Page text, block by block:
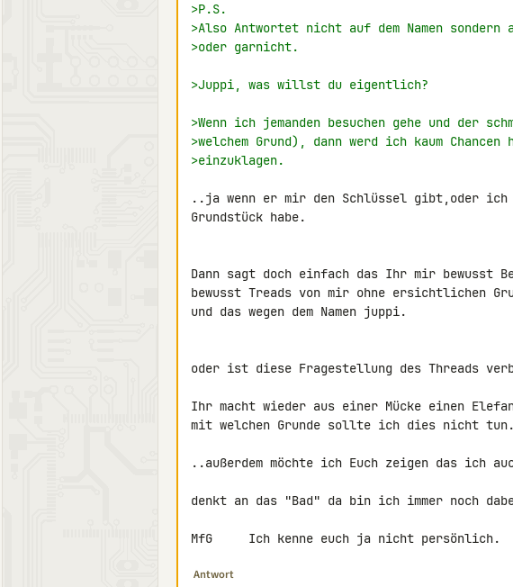
>P.S.
>Also Antwortet nicht auf dem Namen
>oder garnicht.
>Juppi, was willst du eigentlich?
>Wenn ich jemanden besuchen gehe und der
>welchem Grund), dann werd ich kaum
>einzuklagen.
..ja wenn er mir den Schlüssel gibt,oder ich
Grundstück habe.
Dann sagt doch einfach das Ihr mir bewusst
bewusst Treads von mir ohne ersichtlichen
und das wegen dem Namen juppi.
oder ist diese Fragestellung des Threads
Ihr macht wieder aus einer Mücke einen
mit welchen Grunde sollte ich dies nicht tun.
..außerdem möchte ich Euch zeigen das ich
denkt an das "Bad" da bin ich immer noch
MfG     Ich kenne euch ja nicht persönlich.
Antwort